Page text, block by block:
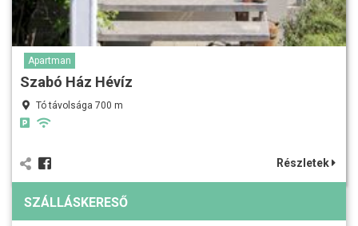
Apartman
Szabó Ház Hévíz
Tó távolsága 700 m
Részletek
SZÁLLÁSKERESŐ